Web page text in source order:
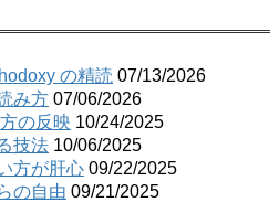
の精読 07/13/2026
み方 07/06/2026
の反映 10/24/2025
技法 10/06/2025
が肝心 09/22/2025
の自由 09/21/2025